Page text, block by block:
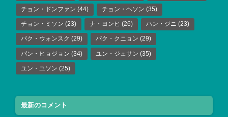
チョン・ドンファン (44) チョン・ヘソン (35)
チョン・ミソン (23) ナ・ヨンヒ (26) ハン・ジニ (23)
パク・ウォンスク (29) パク・クニョン (29)
パン・ヒョジョン (34) ユン・ジュサン (35)
ユン・ユソン (25)
最新のコメント